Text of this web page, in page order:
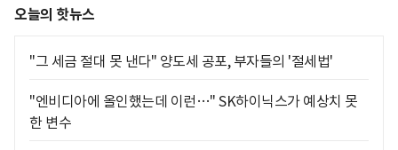
오늘의 핫뉴스
"그 세금 절대 못 낸다" 양도세 공포, 부자들의 '절세법'
"엔비디아에 올인했는데 이런…" SK하이닉스가 예상치 못
한 변수